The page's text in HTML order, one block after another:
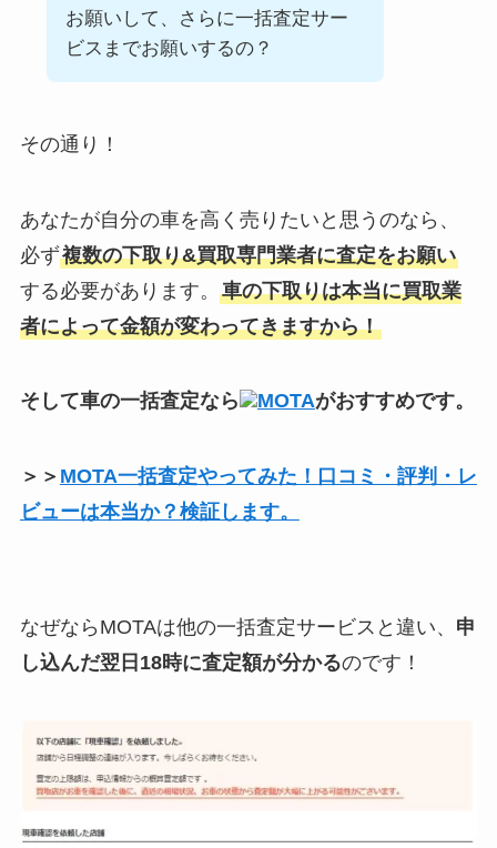
お願いして、さらに一括査定サー
ビスまでお願いするの？
その通り！
あなたが自分の車を高く売りたいと思うのなら、
必ず複数の下取り&買取専門業者に査定をお願い
する必要があります。 車の下取りは本当に買取業
者によって金額が変わってきますから！
そして車の一括査定なら MOTAがおすすめです。
＞＞ MOTA一括査定やってみた！口コミ・評判・レ
ビューは本当か？検証します。
なぜならMOTAは他の一括査定サービスと違い、 申
し込んだ翌日18時に査定額が分かるのです！